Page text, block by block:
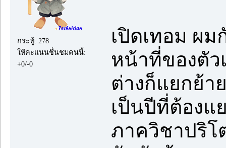
กระทู้: 278
ให้คะแนนชื่นชมคนนี้:
+0/-0
เปิดเทอม ผ
หน้าที่ของตัว
ต่างก็แยกย้า
เป็นปีที่ต้องแ
ภาควิชาปริโ